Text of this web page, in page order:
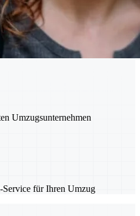
Umzugsunternehmen
für Ihren Umzug